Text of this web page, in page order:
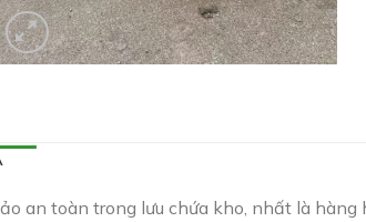
an toàn trong lưu chứa kho, nhất là